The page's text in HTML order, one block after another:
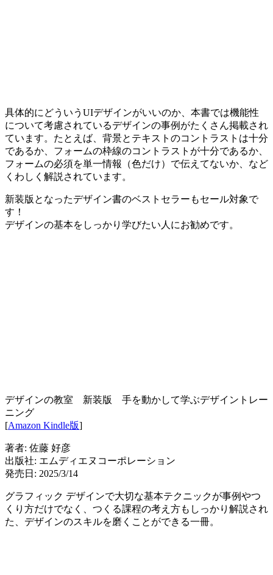
具体的にどういうUIデザインがいいのか、本書では機能性
について考慮されているデザインの事例がたくさん掲載され
ています。たとえば、背景とテキストのコントラストは十分
であるか、フォームの枠線のコントラストが十分であるか、
フォームの必須を単一情報（色だけ）で伝えてないか、など
くわしく解説されています。
新装版となったデザイン書のベストセラーもセール対象で
す！
デザインの基本をしっかり学びたい人にお勧めです。
デザインの教室 新装版 手を動かして学ぶデザイントレー
ニング
[Amazon Kindle版]
著者: 佐藤 好彦
出版社: エムディエヌコーポレーション
発売日: 2025/3/14
グラフィック デザインで大切な基本テクニックが事例やつ
くり方だけでなく、つくる課程の考え方もしっかり解説され
た、デザインのスキルを磨くことができる一冊。